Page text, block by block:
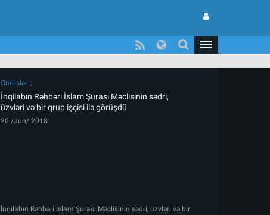
Görüşlər
İnqilabın Rəhbəri İslam Şurası Məclisinin sədri,
üzvləri və bir qrup işçisi ilə görüşdü
20 /Jun/ 2018
İnqilabın Rəhbəri İslam Şurası Məclisinin sədri, üzvləri və bir